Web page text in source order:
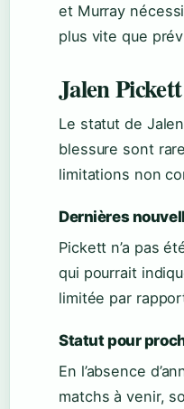
et Murray
plus vite que
Jalen
Le statut de
blessure sont
limitations non
Dernières
Pickett n’a pas
qui pourrait
limitée par
Statut pour
En l’absence
matchs à venir,